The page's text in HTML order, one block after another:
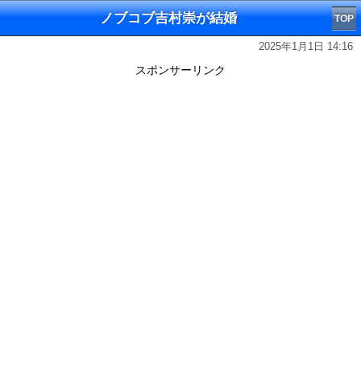
ノブコブ吉村崇が結婚 TOP
2025年1月1日 14:16
スポンサーリンク